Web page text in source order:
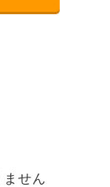
せん